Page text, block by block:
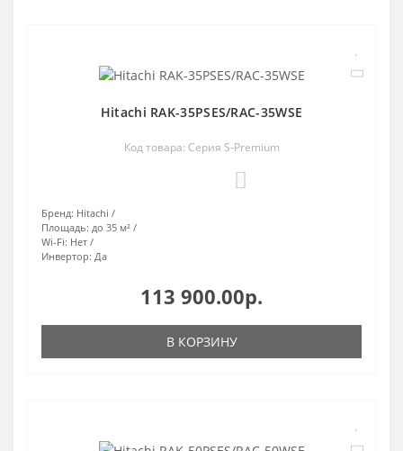
Hitachi RAK-35PSES/RAC-35WSE
Код товара: Серия S-Premium
Бренд: Hitachi
Площадь: до 35 м²
Wi-Fi: Нет
Инвертор: Да
113 900.00р.
В КОРЗИНУ